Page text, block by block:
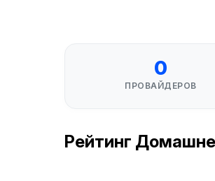
0
ПРОВАЙДЕРОВ
Рейтинг